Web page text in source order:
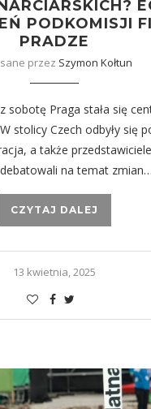
PODKOMISJI
PRADZE
przez Szymon Kołtun
sobotę Praga stała się
stolicy Czech odbyły się
a także przedstawiciele
na temat zmian…
CZYTAJ DALEJ
13 kwietnia, 2025